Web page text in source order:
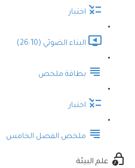
اختبار
البناء الضوئي (26:10)
بطاقة ملخص
اختبار
ملخص الفصل الخامس
علم البيئة